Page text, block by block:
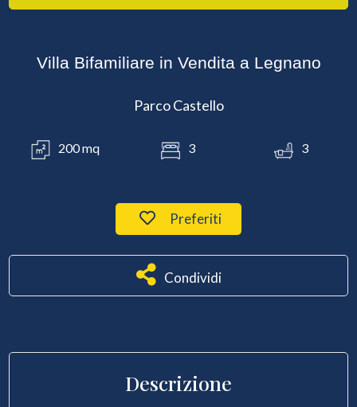
Villa Bifamiliare in Vendita a Legnano
Parco Castello
200 mq 3 3
Preferiti
Condividi
Descrizione